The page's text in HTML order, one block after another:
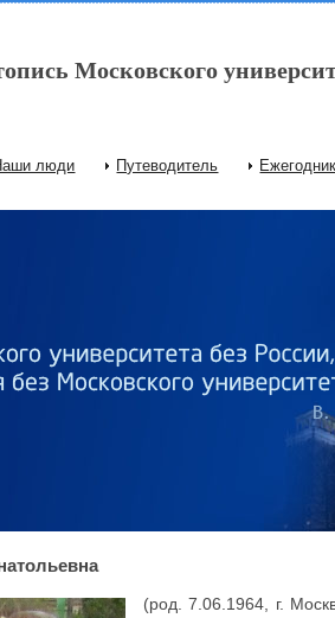
Московского
люди Путеводитель
(род. 7.06.1964, г.